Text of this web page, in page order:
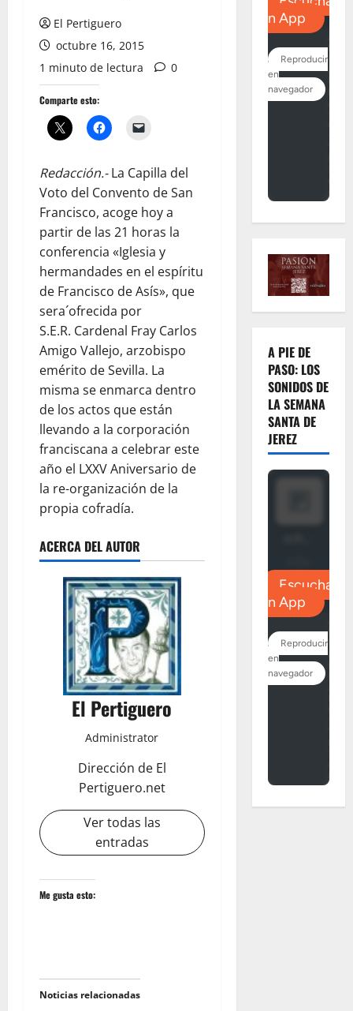
El Pertiguero
octubre 16, 2015
1 minuto de lectura
0
Comparte esto:
Redacción.-La Capilla del
Voto del Convento de San
Francisco, acoge hoy a
partir de las 21 horas la
conferencia «Iglesia y
hermandades en el espíritu
de Francisco de Asís», que
sera´ofrecida por
S.E.R. Cardenal Fray Carlos
Amigo Vallejo, arzobispo
emérito de Sevilla. La
misma se enmarca dentro
de los actos que están
llevando a la corporación
franciscana a celebrar este
año el LXXV Aniversario de
la re-organización de la
propia cofradía.
ACERCA DEL AUTOR
El Pertiguero
Administrator
Dirección de El
Pertiguero.net
Ver todas las
entradas
Me gusta esto:
Noticias relacionadas
A PIE DE
PASO: LOS
SONIDOS DE
LA SEMANA
SANTA DE
JEREZ